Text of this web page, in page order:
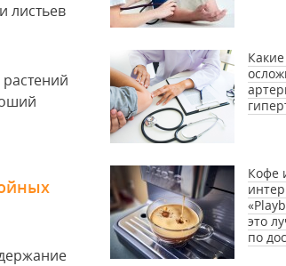
листьев
Кофе
это
по